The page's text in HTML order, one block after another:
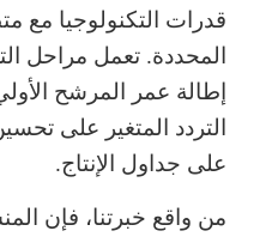
قدرات التكنولوجيا مع
المحددة. تعمل مراحل
إطالة عمر المرشح
التردد المتغير على
على جداول الإنتاج.
من واقع خبرتنا، فإن